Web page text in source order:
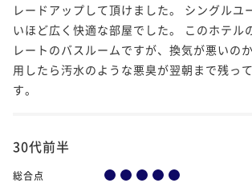
レードアップして頂けました。 シングルユ
いほど広く快適な部屋でした。 このホテル
レートのバスルームですが、換気が悪いの
用したら汚水のような悪臭が翌朝まで残っ
す。
30代前半
総合点